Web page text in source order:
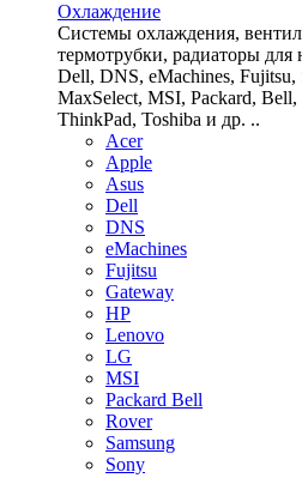
Охлаждение
Системы охлаждения,
термотрубки, радиаторы для
Dell, DNS, eMachines, Fujitsu,
MaxSelect, MSI, Packard, Bell,
ThinkPad, Toshiba и др. ..
Acer
Apple
Asus
Dell
DNS
eMachines
Fujitsu
Gateway
HP
Lenovo
LG
MSI
Packard Bell
Rover
Samsung
Sony